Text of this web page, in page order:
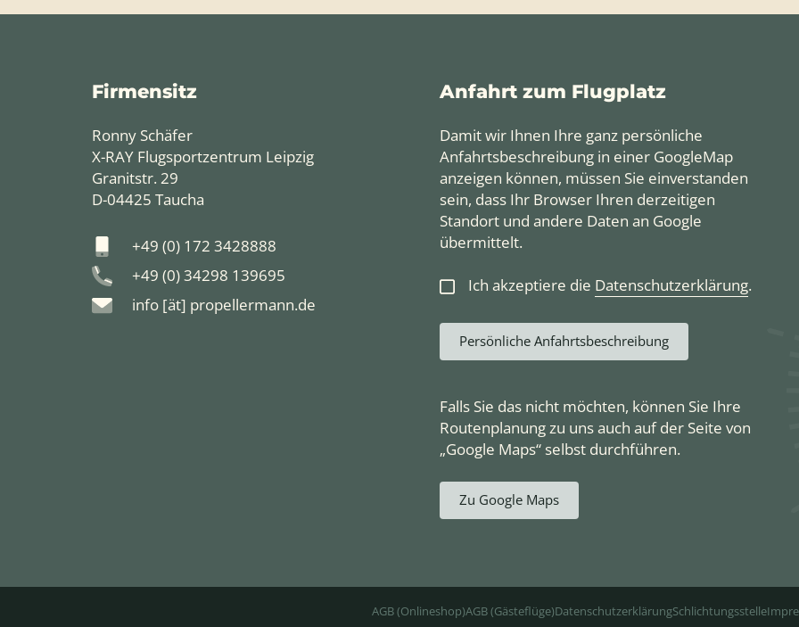
Firmensitz
Ronny Schäfer
X-RAY Flugsportzentrum Leipzig
Granitstr. 29
D-04425 Taucha
+49 (0) 172 3428888
+49 (0) 34298 139695
info [ät] propellermann.de
Anfahrt zum Flugplatz
Damit wir Ihnen Ihre ganz persönliche
Anfahrtsbeschreibung in einer GoogleMap
anzeigen können, müssen Sie einverstanden
sein, dass Ihr Browser Ihren derzeitigen
Standort und andere Daten an Google
übermittelt.
Ich akzeptiere die Datenschutzerklärung.
Persönliche Anfahrtsbeschreibung
Falls Sie das nicht möchten, können Sie Ihre
Routenplanung zu uns auch auf der Seite von
„Google Maps“ selbst durchführen.
Zu Google Maps
AGB (Onlineshop)AGB (Gästeflüge)DatenschutzerklärungSchlichtungsstelle